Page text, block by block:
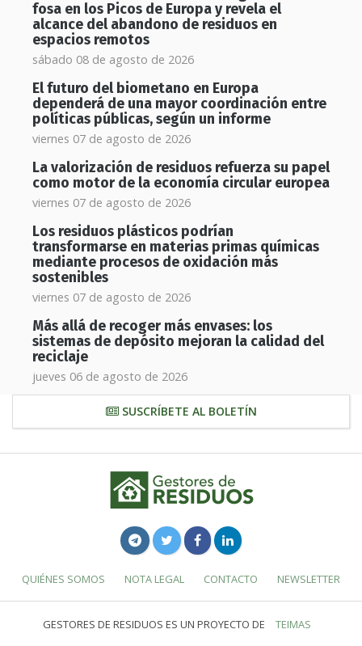
fosa en los Picos de Europa y revela el
alcance del abandono de residuos en
espacios remotos
sábado 08 de agosto de 2026
El futuro del biometano en Europa
dependerá de una mayor coordinación entre
políticas públicas, según un informe
viernes 07 de agosto de 2026
La valorización de residuos refuerza su papel
como motor de la economía circular europea
viernes 07 de agosto de 2026
Los residuos plásticos podrían
transformarse en materias primas químicas
mediante procesos de oxidación más
sostenibles
viernes 07 de agosto de 2026
Más allá de recoger más envases: los
sistemas de depósito mejoran la calidad del
reciclaje
jueves 06 de agosto de 2026
SUSCRÍBETE AL BOLETÍN
QUIÉNES SOMOS NOTA LEGAL CONTACTO NEWSLETTER
GESTORES DE RESIDUOS ES UN PROYECTO DE TEIMAS